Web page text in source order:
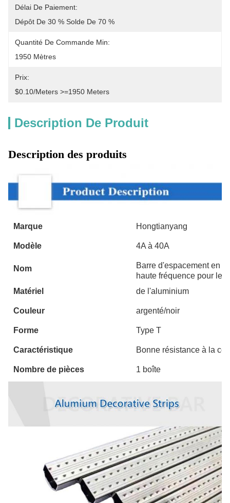
Délai De Paiement:
Dépôt De 30 % Solde De 70 %
Quantité De Commande Min:
1950 Mètres
Prix:
$0.10/meters >=1950 Meters
Description De Produit
Description des produits
Marque Hongtianyang
Modèle 4A à 40A
Nom
Barre d'espacement en
haute fréquence pour
Matériel
de l'aluminium
Couleur argenté/noir
Forme Type T
Caractéristique Bonne résistance à la
Nombre de pièces 1 boîte